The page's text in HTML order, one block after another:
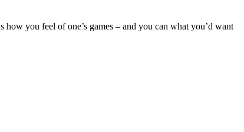
you feel of one’s games – and you can what you’d want